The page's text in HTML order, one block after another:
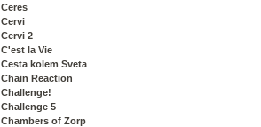
Ceres
Cervi
Cervi 2
C'est la Vie
Cesta kolem Sveta
Chain Reaction
Challenge!
Challenge 5
Chambers of Zorp